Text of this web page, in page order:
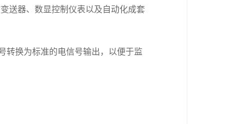
送器、数显控制仪表以及自动化成套
转换为标准的电信号输出，以便于监